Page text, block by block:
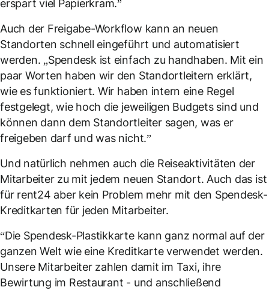
erspart viel Papierkram.”
Auch der Freigabe-Workflow kann an neuen
Standorten schnell eingeführt und automatisiert
werden. „Spendesk ist einfach zu handhaben. Mit ein
paar Worten haben wir den Standortleitern erklärt,
wie es funktioniert. Wir haben intern eine Regel
festgelegt, wie hoch die jeweiligen Budgets sind und
können dann dem Standortleiter sagen, was er
freigeben darf und was nicht.”
Und natürlich nehmen auch die Reiseaktivitäten der
Mitarbeiter zu mit jedem neuen Standort. Auch das ist
für rent24 aber kein Problem mehr mit den Spendesk-
Kreditkarten für jeden Mitarbeiter.
“Die Spendesk-Plastikkarte kann ganz normal auf der
ganzen Welt wie eine Kreditkarte verwendet werden.
Unsere Mitarbeiter zahlen damit im Taxi, ihre
Bewirtung im Restaurant - und anschließend